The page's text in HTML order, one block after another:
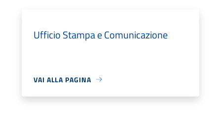
Ufficio Stampa e Comunicazione
VAI ALLA PAGINA